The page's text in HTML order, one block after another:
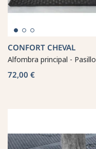
CONFORT CHEVAL
Alfombra principal - Pasillo
72,00 €